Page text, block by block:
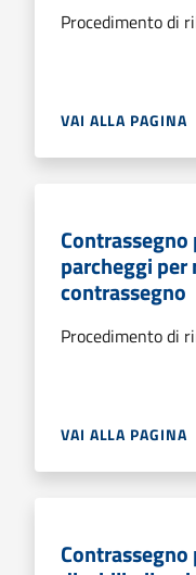
Procedimento di
VAI ALLA PAGINA
Contrassegno
parcheggi
contrassegno
Procedimento di
VAI ALLA PAGINA